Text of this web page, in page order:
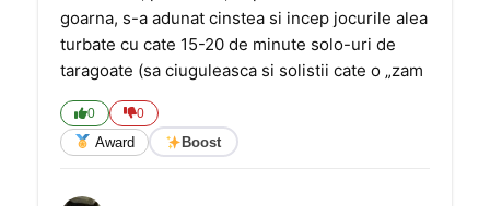
goarna, s-a adunat cinstea si incep jocurile alea
turbate cu cate 15-20 de minute solo-uri de
taragoate (sa ciuguleasca si solistii cate o „zam
0 0
Award Boost